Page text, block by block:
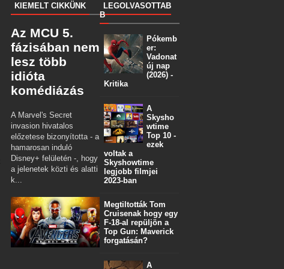
LEGOLVASOTTAB
B
Pókemb
er:
Vadonat
új nap
(2026) -
Kritika
A
Skysho
wtime
Top 10 -
ezek
voltak a
Skyshowtime
legjobb filmjei
2023-ban
Megtiltották Tom
Cruisenak hogy egy
F-18-al repüljön a
Top Gun: Maverick
forgatásán?
A
KIEMELT CIKKÜNK
Az MCU 5.
fázisában nem
lesz több
idióta
komédiázás
A Marvel's Secret
invasion hivatalos
előzetese bizonyította - a
hamarosan induló
Disney+ felületén -, hogy
a jelenetek közti és alatti
k...